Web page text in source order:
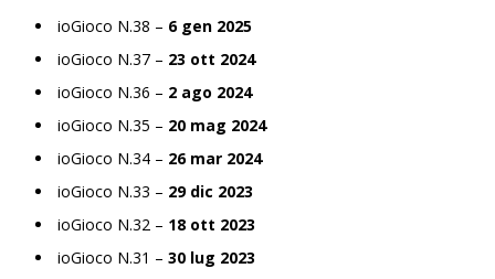
ioGioco N.38 – 6 gen 2025
ioGioco N.37 – 23 ott 2024
ioGioco N.36 – 2 ago 2024
ioGioco N.35 – 20 mag 2024
ioGioco N.34 – 26 mar 2024
ioGioco N.33 – 29 dic 2023
ioGioco N.32 – 18 ott 2023
ioGioco N.31 – 30 lug 2023